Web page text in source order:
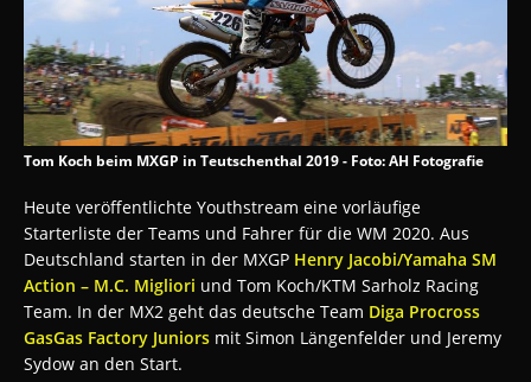
Tom Koch beim MXGP in Teutschenthal 2019 - Foto: AH Fotografie
Heute veröffentlichte Youthstream eine vorläufige
Starterliste der Teams und Fahrer für die WM 2020. Aus
Deutschland starten in der MXGP Henry Jacobi/Yamaha SM
Action – M.C. Migliori und Tom Koch/KTM Sarholz Racing
Team. In der MX2 geht das deutsche Team Diga Procross
GasGas Factory Juniors mit Simon Längenfelder und Jeremy
Sydow an den Start.